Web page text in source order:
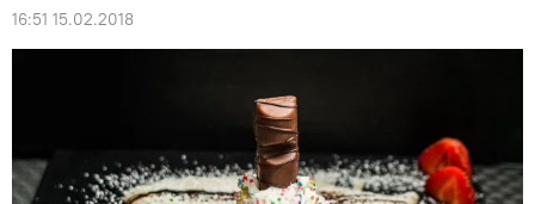
16:51 15.02.2018